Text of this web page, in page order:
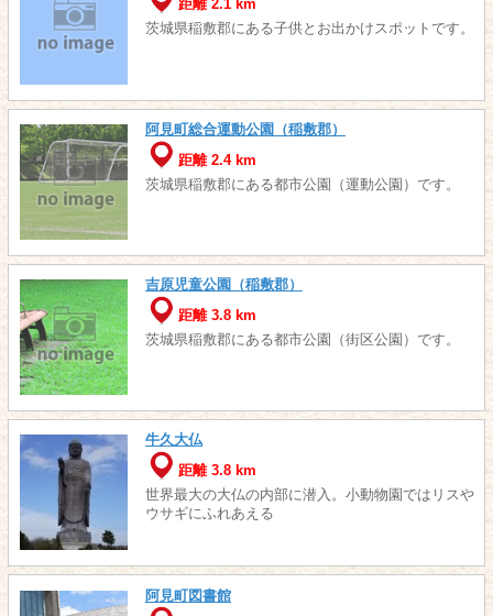
距離 2.1 km
茨城県稲敷郡にある子供とお出かけスポットです。
阿見町総合運動公園（稲敷郡）
距離 2.4 km
茨城県稲敷郡にある都市公園（運動公園）です。
吉原児童公園（稲敷郡）
距離 3.8 km
茨城県稲敷郡にある都市公園（街区公園）です。
牛久大仏
距離 3.8 km
世界最大の大仏の内部に潜入。小動物園ではリスや
ウサギにふれあえる
阿見町図書館